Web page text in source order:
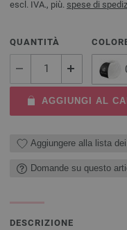
escl. IVA., più. spese di
QUANTITÀ
AGGIUNGI AL
Aggiungere alla lista
Domande su questo
DESCRIZIONE